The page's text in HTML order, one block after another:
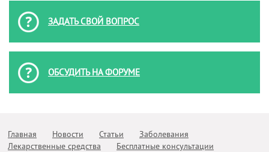
ЗАДАТЬ СВОЙ ВОПРОС
ОБСУДИТЬ НА ФОРУМЕ
Главная Новости Статьи
Заболевания
Лекарственные средства
Бесплатные консультации